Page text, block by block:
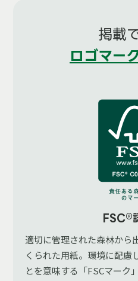
掲載
ロゴマー
FSC®
適切に管理された森林から
くられた用紙。環境に配慮
とを意味する「FSCマーク